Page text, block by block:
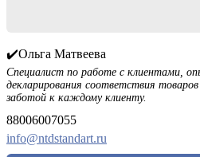
✔️Ольга Матвеева
Специалист по работе с клиентами,
декларирования соответствия
заботой к каждому клиенту.
88006007055
info@ntdstandart.ru